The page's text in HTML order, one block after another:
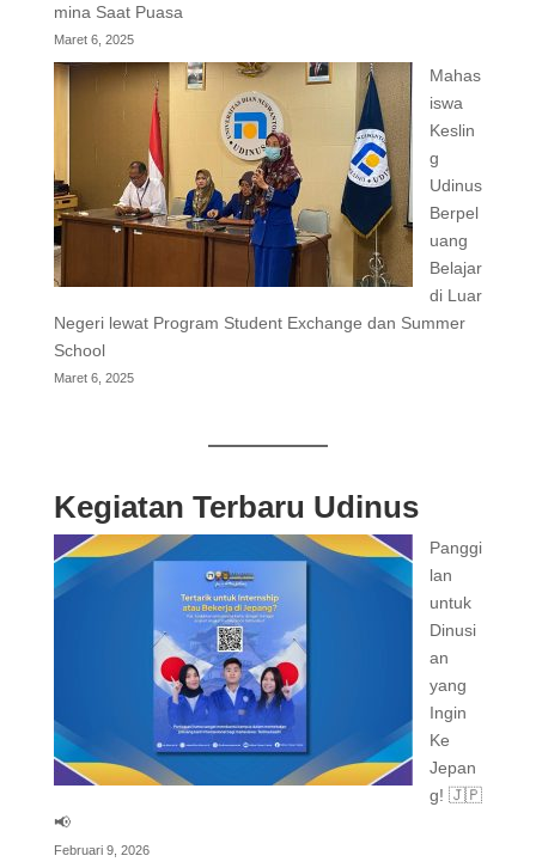
mina Saat Puasa
Maret 6, 2025
Mahas
iswa
Keslin
g
Udinus
Berpel
uang
Belajar
di Luar
Negeri lewat Program Student Exchange dan Summer
School
Maret 6, 2025
Kegiatan Terbaru Udinus
Panggi
lan
untuk
Dinusi
an
yang
Ingin
Ke
Jepan
g! 🇯🇵
📢
Februari 9, 2026